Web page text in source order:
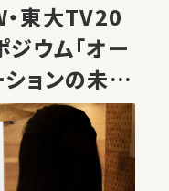
東大TV20
ウム「オー
ョンの未
介！